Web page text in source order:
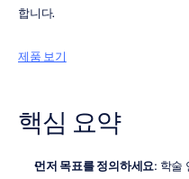
합니다.
제품 보기
핵심 요약
먼저 목표를 정의하세요: 학술